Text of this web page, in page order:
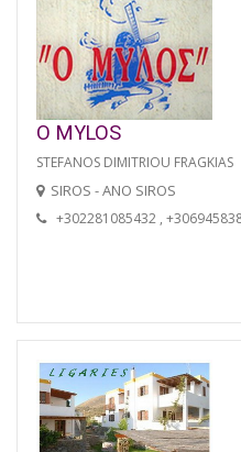
O MYLOS
STEFANOS DIMITRIOU FRAGKIAS
SIROS - ANO SIROS
+302281085432 ,